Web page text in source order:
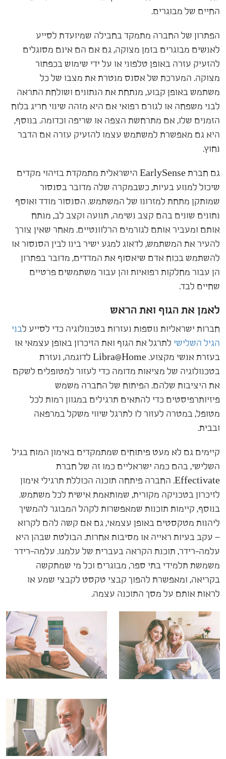
החיים של מבוגרים.
הפתרון של החברה מתמקד בחבילה שמיועדת לסייע
לאנשים מבוגרים בזמן מצוקה, גם אם הם אינם מסוגלים
להזעיק עזרה באופן טלפוני או על ידי שימוש בכפתור
מצוקה. המערכת של אסנס מנטרת את מצבו של כל
משתמש באופן קבוע, מנתחת את הנתונים ושולחת התראה
לבני משפחה או לגורם רפואי אם היא מזהה שינוי חריג בלוח
הזמנים שלו, אם מתרחשת הצפה או שריפה וכדומה. בנוסף,
היא גם מאפשרת למשתמש עצמו להזעיק עזרה אם הדבר
נחוץ.
גם חברת EarlySense הישראלית מתמקדת בזיהוי מקדים
שיכול למנוע בעיות, כשבמקרה שלה מדובר בסנסור
שמותקן מתחת למזרונו של המשתמש. הסנסור מודד ואוסף
נתונים שונים בהם קצב נשימה, תנועה וקצב לב, מנתח
אותם ומעביר אותם לגורמים הרלוונטיים. מאחר שאין צורך
להעיר את המשתמש, לדאוג למגע ישיר בינו לבין הסנסור או
להשתמש בכוח אדם שיאסוף את המדדים, מדובר בפתרון
הן עבור מחלקות רפואיות והן עבור משתמשים פרטיים
שחיים לבד.
לאמן את הגוף ואת הראש
חברות ישראליות נוספות נעזרות בטכנולוגיה כדי לסייע לבני
הגיל השלישי לתרגל את הגוף ואת הזיכרון באופן עצמאי או
בעזרת אנשי מקצוע. Libra@Home לדוגמה, נעזרת
בטכנולוגיה של מציאות מדומה כדי לעזור למטופלים לשקם
את היציבות שלהם. הפיתוח של החברה משמש
פיזיותרפיסטים כדי להתאים תרגילים במגוון רמות לכל
מטופל, במטרה לעזור לו לתרגל שיווי משקל במרפאה
ובבית.
קיימים גם לא מעט פיתוחים שמתמקדים באימון המוח בגיל
השלישי, בהם כמה ישראליים כמו זה של חברת
Effectivate. החברה פיתחה תוכנה הכוללת תרגילי אימון
לזיכרון בטכניקה מקורית, שמותאמת אישית לכל משתמש.
בנוסף, קיימות תוכנות שמאפשרות לקהל המבוגר להמשיך
ליהנות מטקסטים באופן עצמאי, גם אם קשה להם לקרוא
– עקב בעיות ראייה או מסיבות אחרות. הבולטת שבהן היא
עלמה-רידר, תוכנת הקראה בעברית של עלמגו. עלמה-רידר
משמשת תלמידי בתי ספר, מבוגרים וכל מי שמתקשה
בקריאה, ומאפשרת להפוך קבצי טקסט לקבצי שמע או
לראות אותם על מסך התוכנה עצמה.